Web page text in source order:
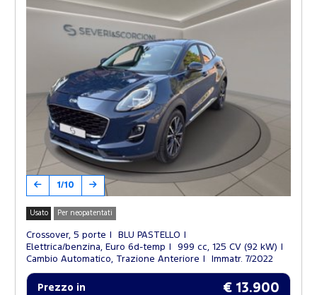
1/10
Usato Per neopatentati
Crossover, 5 porte
BLU PASTELLO
Elettrica/benzina, Euro 6d-temp
999 cc, 125 CV (92 kW)
Cambio Automatico, Trazione Anteriore
Immatr. 7/2022
Prezzo in
€ 13.900